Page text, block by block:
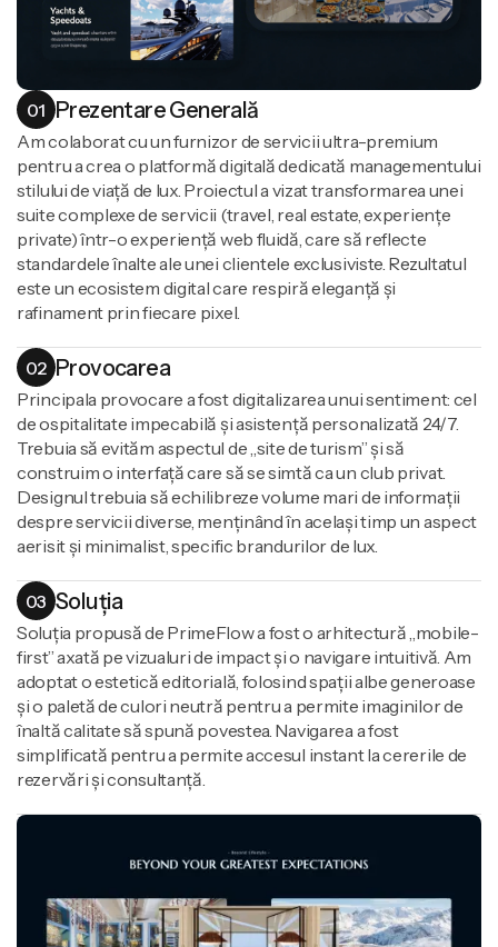
01 Prezentare Generală
Am colaborat cu un furnizor de servicii ultra-premium
pentru a crea o platformă digitală dedicată managementului
stilului de viață de lux. Proiectul a vizat transformarea unei
suite complexe de servicii (travel, real estate, experiențe
private) într-o experiență web fluidă, care să reflecte
standardele înalte ale unei clientele exclusiviste. Rezultatul
este un ecosistem digital care respiră eleganță și
rafinament prin fiecare pixel.
02 Provocarea
Principala provocare a fost digitalizarea unui sentiment: cel
de ospitalitate impecabilă și asistență personalizată 24/7.
Trebuia să evităm aspectul de „site de turism” și să
construim o interfață care să se simtă ca un club privat.
Designul trebuia să echilibreze volume mari de informații
despre servicii diverse, menținând în același timp un aspect
aerisit și minimalist, specific brandurilor de lux.
03 Soluția
Soluția propusă de PrimeFlow a fost o arhitectură „mobile-
first” axată pe vizualuri de impact și o navigare intuitivă. Am
adoptat o estetică editorială, folosind spații albe generoase
și o paletă de culori neutră pentru a permite imaginilor de
înaltă calitate să spună povestea. Navigarea a fost
simplificată pentru a permite accesul instant la cererile de
rezervări și consultanță.